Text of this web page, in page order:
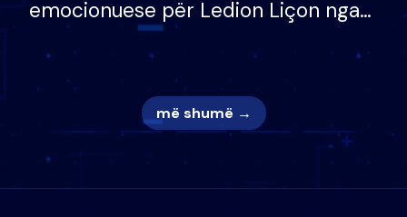
emocionuese për Ledion Liçon nga
nëna dhe fëmijët e tij, moderatori
nuk i mban dot lotët: Nuk meritoj…
më shumë →